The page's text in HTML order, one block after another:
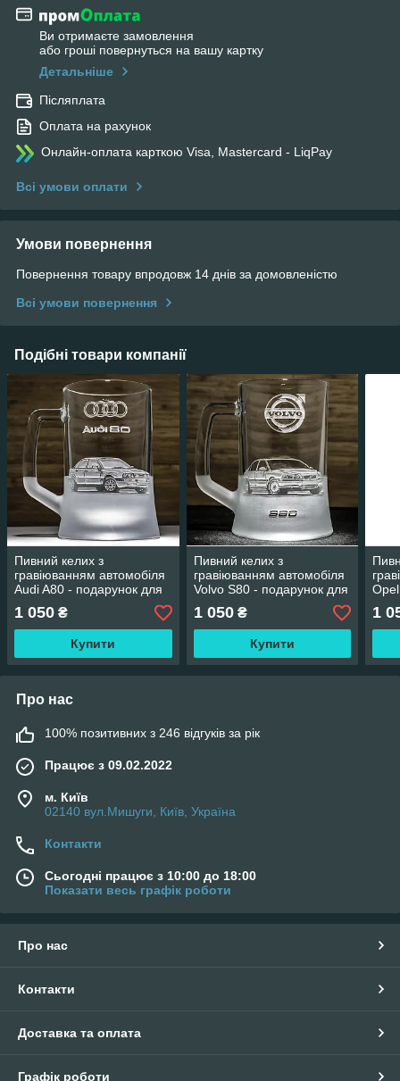
Ви отримаєте замовлення
або гроші повернуться на вашу картку
Детальніше
Післяплата
Оплата на рахунок
Онлайн-оплата карткою Visa, Mastercard - LiqPay
Всі умови оплати
Умови повернення
Повернення товару впродовж 14 днів за домовленістю
Всі умови повернення
Подібні товари компанії
Пивний келих з
гравіюванням автомобіля
Audi A80 - подарунок для
автомобіліста
1 050 ₴
Купити
Пивний келих з
гравіюванням автомобіля
Volvo S80 - подарунок для
автомобіліста
1 050₴
Купити
1
Про нас
100% позитивних з 246 відгуків за рік
Працює з 09.02.2022
м. Київ
02140 вул.Мишуги, Київ, Україна
Контакти
Сьогодні працює з 10:00 до 18:00
Показати весь графік роботи
Про нас
Контакти
Доставка та оплата
Графік роботи